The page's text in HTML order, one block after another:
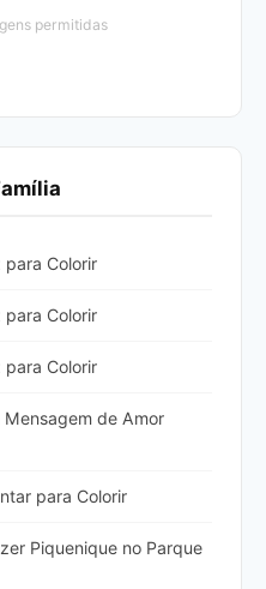
permitidas
para Colorir
para Colorir
para Colorir
Mensagem de Amor
para Colorir
Piquenique no Parque